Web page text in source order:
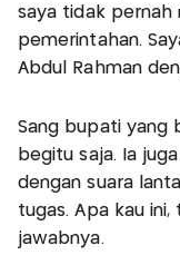
saya tidak pernah
pemerintahan.
Abdul Rahman
Sang bupati yang
begitu saja. Ia
dengan suara
tugas. Apa kau
jawabnya.